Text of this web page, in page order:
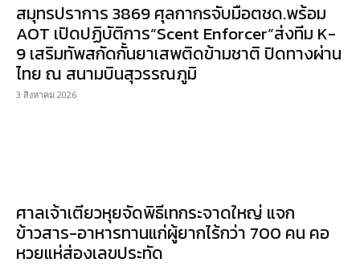
สมุทรปราการ 3869 ศุลกากรจับมือตชด.พร้อม
AOT เปิดปฏิบัติการ“Scent Enforcer”ส่งทีม K-
9 เสริมทัพสกัดกั้นยาเสพติดข้ามชาติ ปิดทางผ่าน
ไทย ณ สนามบินสุวรรณภูมิ
3 สิงหาคม 2026
ศาลเจ้าเตียวหุยจัดพิธีเทกระจาดใหญ่ แจก
ข้าวสาร-อาหารทานแก่ผู้ยากไร้กว่า 700 คน คอ
หวยแห่ส่องเลขประทัด